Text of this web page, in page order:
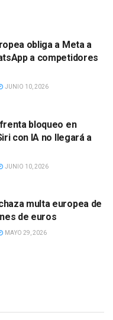
obliga a Meta a
a competidores
JUNIO 10, 2026
bloqueo en
con IA no llegará a
JUNIO 10, 2026
multa europea de
de euros
MAYO 29, 2026